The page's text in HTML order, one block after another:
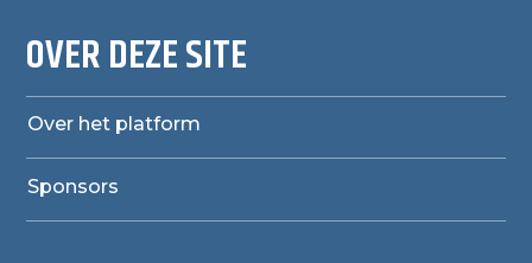
OVER DEZE SITE
Over het platform
Sponsors